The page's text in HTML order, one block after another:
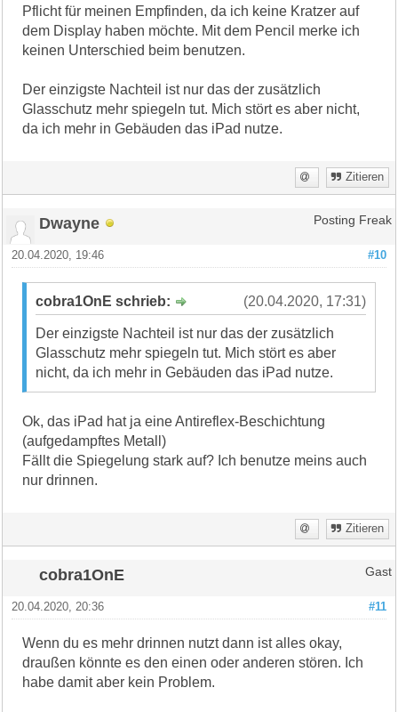
Pflicht für meinen Empfinden, da ich keine Kratzer auf
dem Display haben möchte. Mit dem Pencil merke ich
keinen Unterschied beim benutzen.
Der einzigste Nachteil ist nur das der zusätzlich
Glasschutz mehr spiegeln tut. Mich stört es aber nicht,
da ich mehr in Gebäuden das iPad nutze.
Zitieren
Dwayne Posting Freak
#10
20.04.2020, 19:46
(20.04.2020, 17:31)
cobra1OnE schrieb:
Der einzigste Nachteil ist nur das der zusätzlich
Glasschutz mehr spiegeln tut. Mich stört es aber
nicht, da ich mehr in Gebäuden das iPad nutze.
Ok, das iPad hat ja eine Antireflex-Beschichtung
(aufgedampftes Metall)
Fällt die Spiegelung stark auf? Ich benutze meins auch
nur drinnen.
Zitieren
cobra1OnE Gast
#11
20.04.2020, 20:36
Wenn du es mehr drinnen nutzt dann ist alles okay,
draußen könnte es den einen oder anderen stören. Ich
habe damit aber kein Problem.